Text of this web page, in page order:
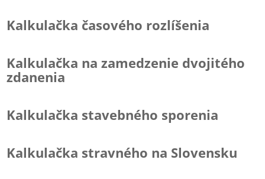
Kalkulačka časového rozlíšenia
Kalkulačka na zamedzenie dvojitého
zdanenia
Kalkulačka stavebného sporenia
Kalkulačka stravného na Slovensku